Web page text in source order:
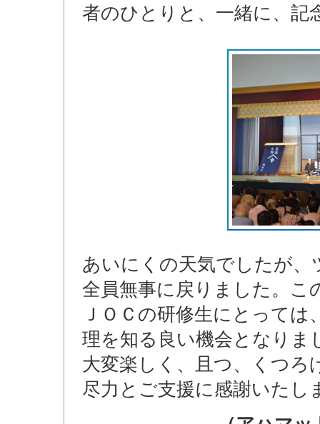
者のひとりと、一緒に、記
あいにくの天気でしたが、
全員無事に戻りました。こ
ＪＯＣの研修生にとって
理を知る良い機会となりま
大変楽しく、且つ、くつろ
尽力とご支援に感謝いたし